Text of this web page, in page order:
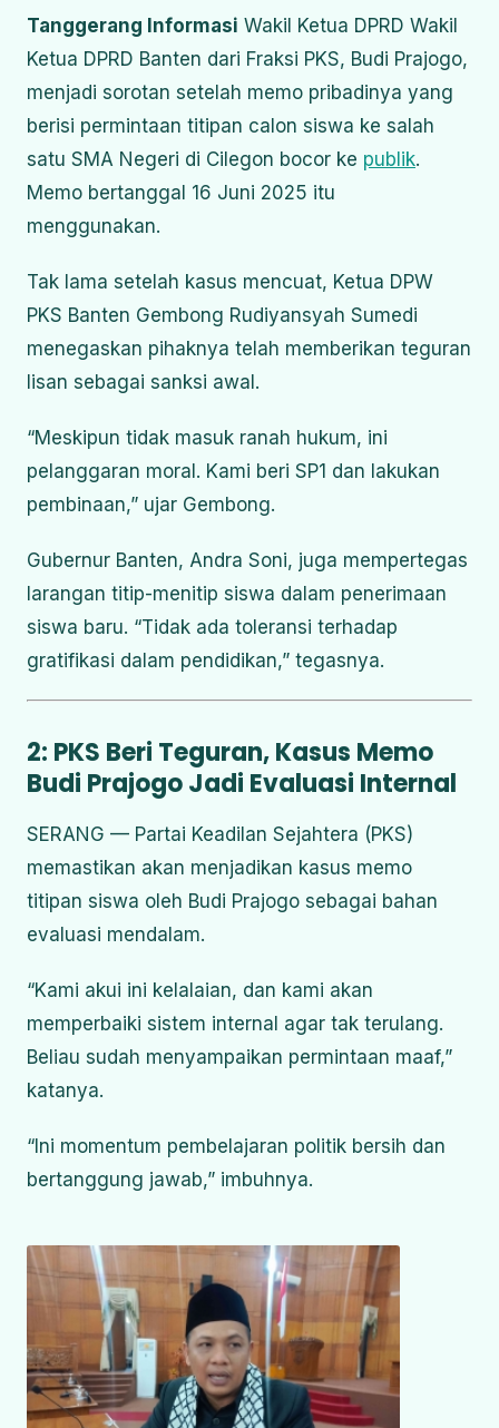
Tanggerang Informasi Wakil Ketua DPRD Wakil
Ketua DPRD Banten dari Fraksi PKS, Budi Prajogo,
menjadi sorotan setelah memo pribadinya yang
berisi permintaan titipan calon siswa ke salah
satu SMA Negeri di Cilegon bocor ke publik.
Memo bertanggal 16 Juni 2025 itu
menggunakan.
Tak lama setelah kasus mencuat, Ketua DPW
PKS Banten Gembong Rudiyansyah Sumedi
menegaskan pihaknya telah memberikan teguran
lisan sebagai sanksi awal.
“Meskipun tidak masuk ranah hukum, ini
pelanggaran moral. Kami beri SP1 dan lakukan
pembinaan,” ujar Gembong.
Gubernur Banten, Andra Soni, juga mempertegas
larangan titip-menitip siswa dalam penerimaan
siswa baru. “Tidak ada toleransi terhadap
gratifikasi dalam pendidikan,” tegasnya.
2: PKS Beri Teguran, Kasus Memo
Budi Prajogo Jadi Evaluasi Internal
SERANG — Partai Keadilan Sejahtera (PKS)
memastikan akan menjadikan kasus memo
titipan siswa oleh Budi Prajogo sebagai bahan
evaluasi mendalam.
“Kami akui ini kelalaian, dan kami akan
memperbaiki sistem internal agar tak terulang.
Beliau sudah menyampaikan permintaan maaf,”
katanya.
“Ini momentum pembelajaran politik bersih dan
bertanggung jawab,” imbuhnya.